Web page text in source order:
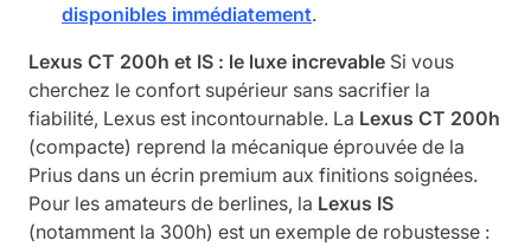
disponibles immédiatement.
Lexus CT 200h et IS : le luxe increvable Si vous
cherchez le confort supérieur sans sacrifier la
fiabilité, Lexus est incontournable. La Lexus CT 200h
(compacte) reprend la mécanique éprouvée de la
Prius dans un écrin premium aux finitions soignées.
Pour les amateurs de berlines, la Lexus IS
(notamment la 300h) est un exemple de robustesse :